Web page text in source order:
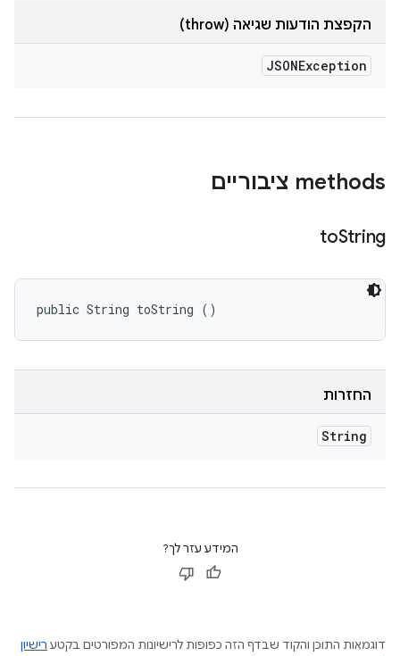
הקפצת הודעות שגיאה (throw)
JSONException
‫methods ציבוריים
toString
public String toString ()
החזרות
String
המידע עזר לך?
דוגמאות התוכן והקוד שבדף הזה כפופות לרישיונות המפורטים בקטע רישיון